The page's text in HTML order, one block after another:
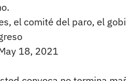
el comité del paro, el
18, 2021